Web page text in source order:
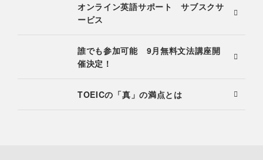
オンライン英語サポート サブスクサ
ービス
誰でも参加可能 9月無料文法講座開
催決定！
TOEICの「真」の満点とは